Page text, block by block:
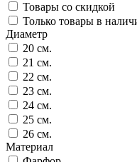
Товары со скидкой
Только товары в
Диаметр
20 см.
21 см.
22 см.
23 см.
24 см.
25 см.
26 см.
Материал